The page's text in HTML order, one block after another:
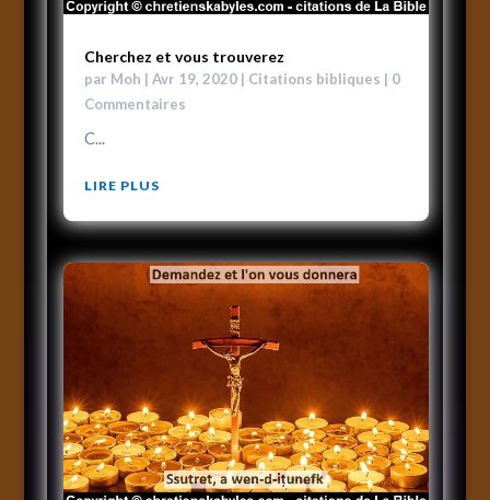
Cherchez et vous trouverez
par Moh | Avr 19, 2020| Citations bibliques | 0
Commentaires
C...
LIRE PLUS